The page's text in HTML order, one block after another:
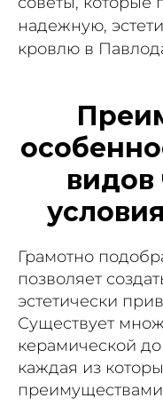
надежную,
кровлю в
Грамотно
позволяет
эстетически
Существует
керамической
каждая из